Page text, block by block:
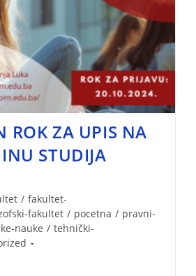
ROK ZA UPIS NA
STUDIJA
/ fakultet-
fakultet / pocetna / pravni-
nauke / tehnički-